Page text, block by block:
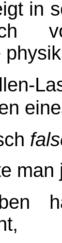
in
man